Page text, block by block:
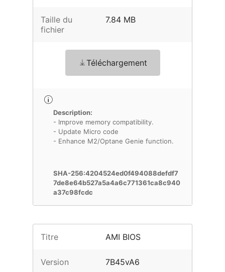
Taille du
fichier
7.84 MB
Téléchargement
Description:
- Improve memory compatibility.
- Update Micro code
- Enhance M2/Optane Genie function.
SHA-256:4204524ed0f494088defdf7
7de8e64b527a5a4a6c771361ca8c940
a37c98fcdc
Titre AMI BIOS
Version 7B45vA6